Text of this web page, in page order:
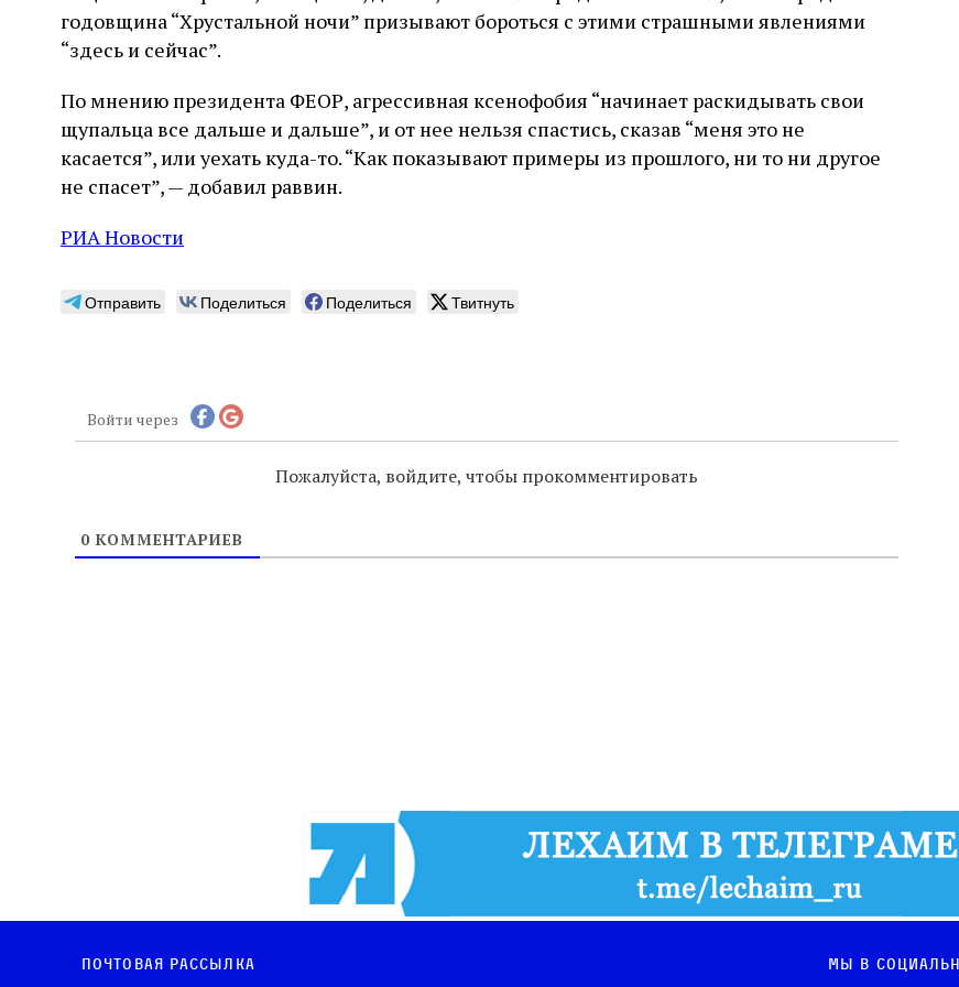
годовщина “Хрустальной ночи” призывают бороться с этими страшными явлениями
“здесь и сейчас”.
По мнению президента ФЕОР, агрессивная ксенофобия “начинает раскидывать свои
щупальца все дальше и дальше”, и от нее нельзя спастись, сказав “меня это не
касается”, или уехать куда-то. “Как показывают примеры из прошлого, ни то ни другое
не спасет”, — добавил раввин.
РИА Новости
Отправить Поделиться Поделиться Твитнуть
Войти через
Пожалуйста, войдите, чтобы прокомментировать
0КОММЕНТАРИЕВ
Почтовая рассылка Мы в